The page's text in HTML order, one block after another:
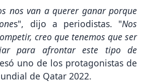
nos van a querer ganar porque
s", dijo a periodistas. "Nos
creo que tenemos que ser
para afrontar este tipo de
uno de los protagonistas de
de Qatar 2022.